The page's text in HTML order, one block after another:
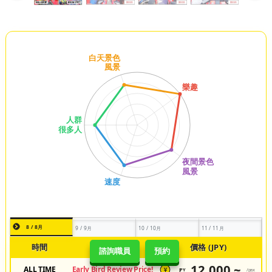
諮詢職員 預約
8 / 8月 9 / 9月 10 / 10月 11 / 11月
時間 類型 價格 (JPY)
ALL TIME Early Bird Review Price! ¥ JPY /pax